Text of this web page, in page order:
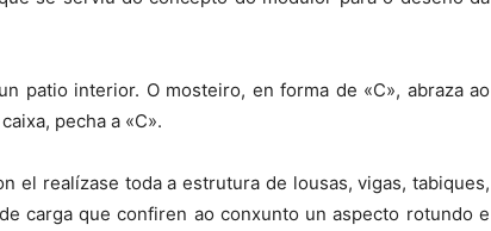
patio interior. O mosteiro, en forma de «C», abraza ao
pecha a «C».
el realízase toda a estrutura de lousas, vigas, tabiques,
carga que confiren ao conxunto un aspecto rotundo e